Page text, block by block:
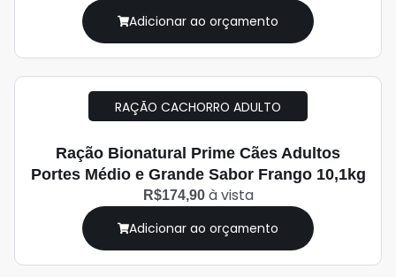
Adicionar ao orçamento
RAÇÃO CACHORRO ADULTO
Ração Bionatural Prime Cães Adultos
Portes Médio e Grande Sabor Frango 10,1kg
R$174,90à vista
Adicionar ao orçamento